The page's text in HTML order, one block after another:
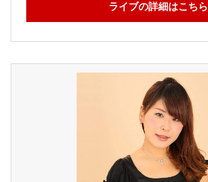
ライブの詳細はこちら